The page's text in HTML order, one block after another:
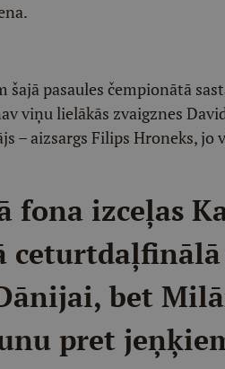
šajā pasaules čempionātā
viņu lielākās zvaigznes
– aizsargs Filips Hroneks, jo
fona izceļas
bet
pret